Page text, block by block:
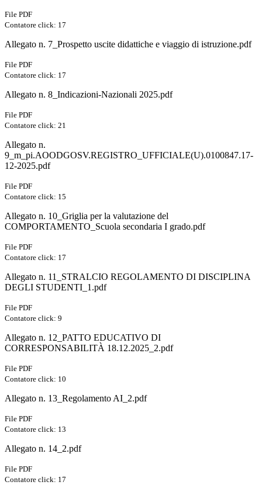
File PDF
Contatore click: 17
Allegato n. 7_Prospetto uscite didattiche e viaggio di istruzione.pdf
File PDF
Contatore click: 17
Allegato n. 8_Indicazioni-Nazionali 2025.pdf
File PDF
Contatore click: 21
Allegato n.
9_m_pi.AOODGOSV.REGISTRO_UFFICIALE(U).0100847.17-
12-2025.pdf
File PDF
Contatore click: 15
Allegato n. 10_Griglia per la valutazione del
COMPORTAMENTO_Scuola secondaria I grado.pdf
File PDF
Contatore click: 17
Allegato n. 11_STRALCIO REGOLAMENTO DI DISCIPLINA
DEGLI STUDENTI_1.pdf
File PDF
Contatore click: 9
Allegato n. 12_PATTO EDUCATIVO DI
CORRESPONSABILITÀ 18.12.2025_2.pdf
File PDF
Contatore click: 10
Allegato n. 13_Regolamento AI_2.pdf
File PDF
Contatore click: 13
Allegato n. 14_2.pdf
File PDF
Contatore click: 17